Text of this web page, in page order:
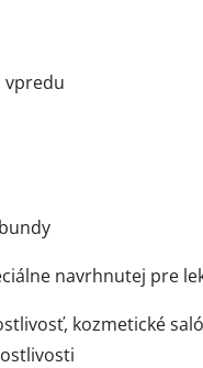
vpredu
navrhnutej pre
kozmetické